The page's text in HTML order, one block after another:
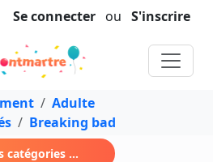
Se connecter ou S'inscrire
Adulte
Breaking bad
catégories ...